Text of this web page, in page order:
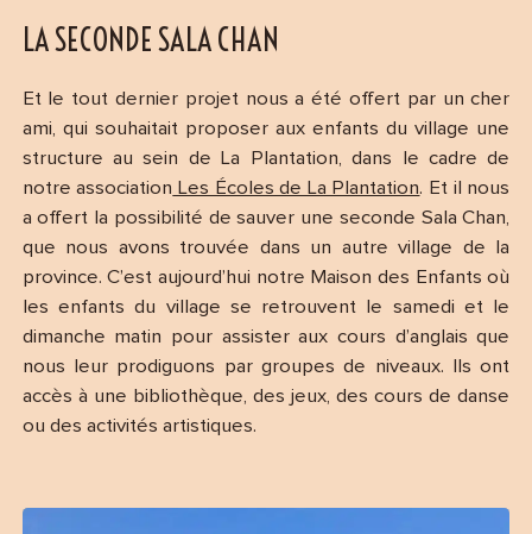
LA SECONDE SALA CHAN
Et le tout dernier projet nous a été offert par un cher
ami, qui souhaitait proposer aux enfants du village une
structure au sein de La Plantation, dans le cadre de
notre association Les Écoles de La Plantation. Et il nous
a offert la possibilité de sauver une seconde Sala Chan,
que nous avons trouvée dans un autre village de la
province. C’est aujourd’hui notre Maison des Enfants où
les enfants du village se retrouvent le samedi et le
dimanche matin pour assister aux cours d’anglais que
nous leur prodiguons par groupes de niveaux. Ils ont
accès à une bibliothèque, des jeux, des cours de danse
ou des activités artistiques.